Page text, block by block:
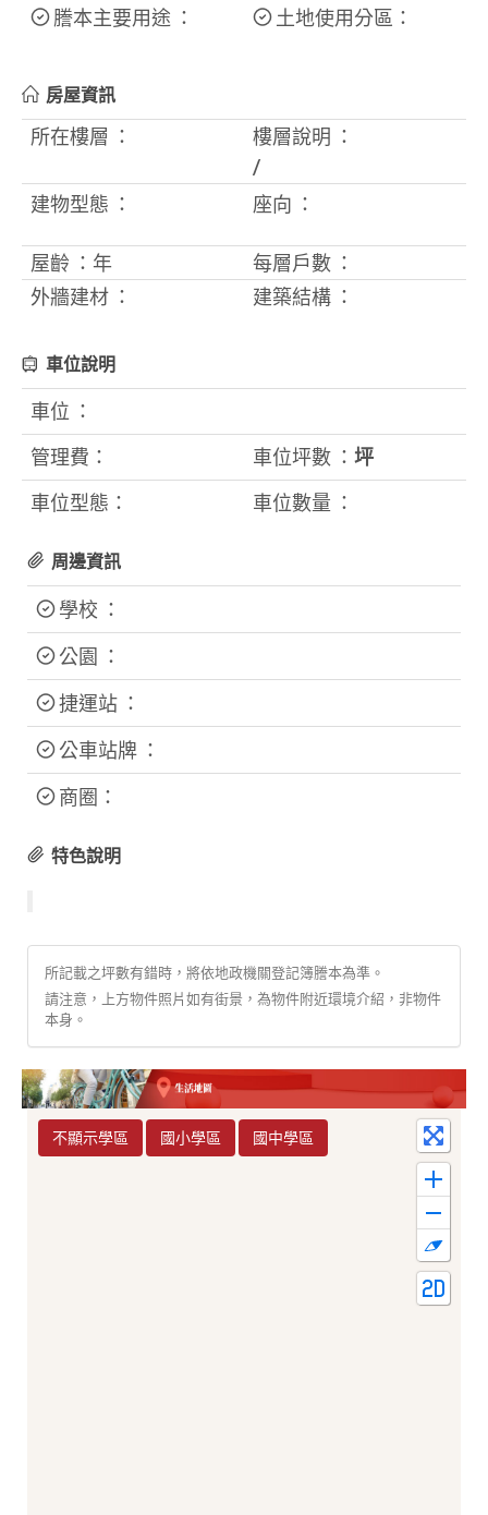
謄本主要用途 ： 土地使用分區：
房屋資訊
所在樓層 ：
樓層說明 ：
/
建物型態 ：
座向 ：
屋齡 ： 年
每層戶數 ：
外牆建材 ：
建築結構 ：
車位說明
車位 ：
管理費：
車位坪數 ： 坪
車位型態：
車位數量 ：
周邊資訊
學校 ：
公園 ：
捷運站 ：
公車站牌 ：
商圈：
特色說明
所記載之坪數有錯時，將依地政機關登記簿謄本為準。
請注意，上方物件照片如有街景，為物件附近環境介紹，非物件
本身。
不顯示學區 國小學區 國中學區